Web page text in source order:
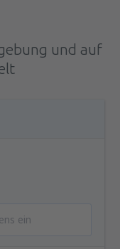
und auf